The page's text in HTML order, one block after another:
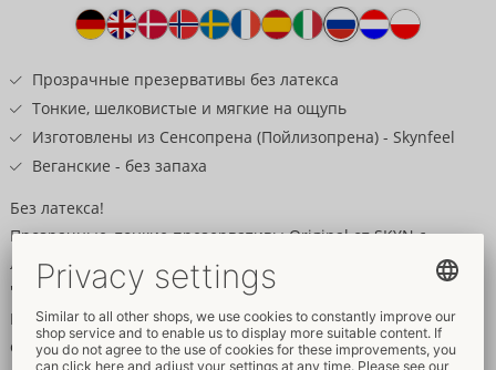
товару
Прозрачные презервативы без латекса
Тонкие, шелковистые и мягкие на ощупь
Изготовлены из Сенсопрена (Пойлизопрена) - Skynfeel
Веганские - без запаха
Без латекса!
Прозрачные, тонкие презервативы Original от SKYN с
лубрикантом на силиконовой основе для чистых ощущений
"кожа к коже". Изготовлены из Сенсопрена (Пойлизопрена):
Шелковисто-мягкий и приятный на ощупь, а также не
содержит латекса и не имеет запаха - идеально подходит для